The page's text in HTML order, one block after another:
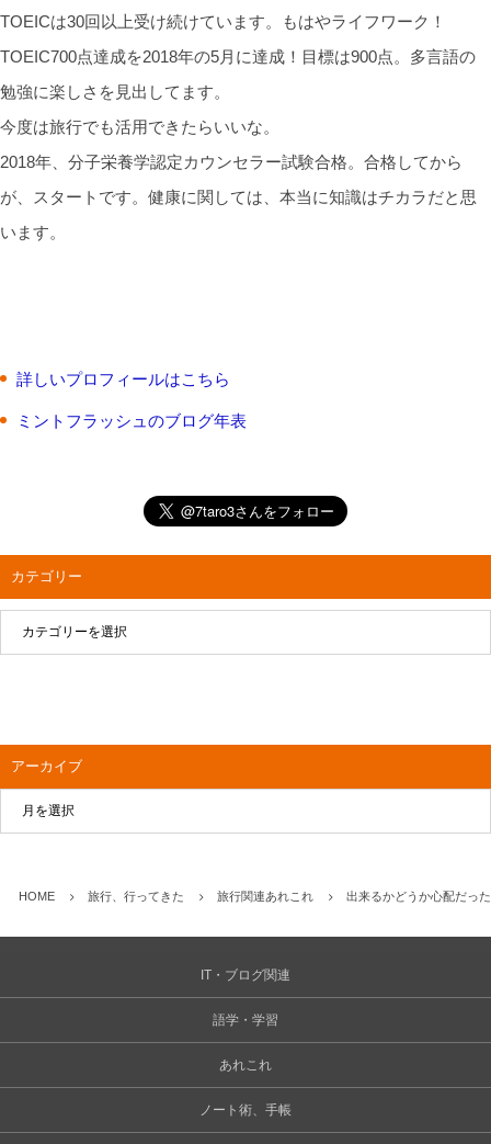
TOEICは30回以上受け続けています。もはやライフワーク！
TOEIC700点達成を2018年の5月に達成！目標は900点。多言語の
勉強に楽しさを見出してます。
今度は旅行でも活用できたらいいな。
2018年、分子栄養学認定カウンセラー試験合格。合格してから
が、スタートです。健康に関しては、本当に知識はチカラだと思
います。
詳しいプロフィールはこちら
ミントフラッシュのブログ年表
カテゴリー
アーカイブ
HOME 旅行、行ってきた 旅行関連あれこれ 出来るかどうか心配だっ
IT・ブログ関連
語学・学習
あれこれ
ノート術、手帳